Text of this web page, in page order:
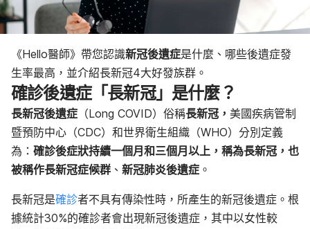
《Hello醫師》帶您認識新冠後遺症是什麼、哪些後遺症發
生率最高，並介紹長新冠4大好發族群。
確診後遺症「長新冠」 是什麼？
長新冠後遺症 （Long COVID）俗稱長新冠， 美國疾病管制
暨預防中心（CDC）和世界衛生組織（WHO）分別定義
為： 確診後症狀持續一個月和三個月以上，稱為長新冠，也
被稱作長新冠症候群 、 新冠肺炎後遺症 。
長新冠是確診者不具有傳染性時，所產生的新冠後遺症。根
據統計30%的確診者會出現新冠後遺症，其中以女性較